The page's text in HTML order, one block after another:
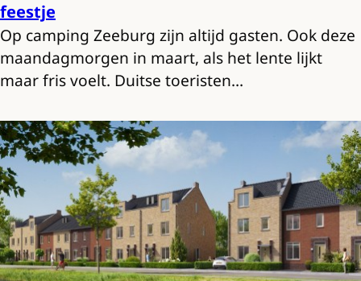
feestje
Op camping Zeeburg zijn altijd gasten. Ook deze
maandagmorgen in maart, als het lente lijkt
maar fris voelt. Duitse toeristen…